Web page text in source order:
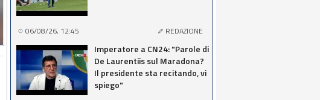
06/08/26, 12:45 REDAZIONE
Imperatore a CN24: "Parole di
De Laurentiis sul Maradona?
Il presidente sta recitando, vi
spiego"